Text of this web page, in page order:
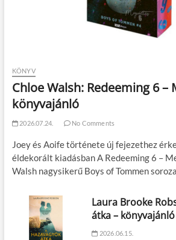
KÖNYV
Chloe Walsh: Redeeming 6 –
könyvajánló
2026.07.24. No Comments
Joey és Aoife története új fejezethez
éldekorált kiadásban A Redeeming 6 –
Walsh nagysikerű Boys of Tommen
Laura Brooke
átka – könyvajánló
2026.06.15.